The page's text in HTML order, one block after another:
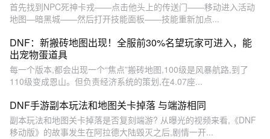
首先找到NPC死神卡戎——点击他头上的传送门——移动进入活动
地图—暗黑城——然后打开技能面板——技能重新加点...
DNF：新搬砖地图出现！全服前30%名望玩家可进入，能
出宠物蛋道具
每一个版本,都会出现一个“焦点”搬砖地图,100级是风暴航路,到了
110级变成恩山。但负责经济系统的策划,在4.07座...
DNF手游副本玩法和地图关卡掉落 与端游相同
副本玩法和地图关卡掉落是否复刻端游? 从曝光的视频来看,《DNF
移动版》的故事发生在阿拉德大陆毁灭之后,剧情一开...